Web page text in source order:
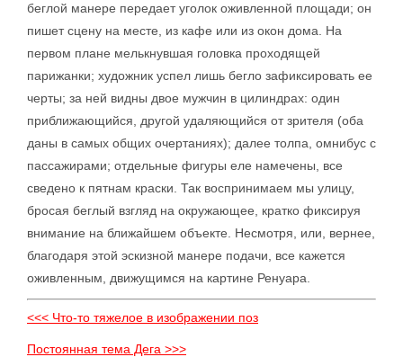
беглой манере передает уголок оживленной площади; он
пишет сцену на месте, из кафе или из окон дома. На
первом плане мелькнувшая головка проходящей
парижанки; художник успел лишь бегло зафиксировать ее
черты; за ней видны двое мужчин в цилиндрах: один
приближающийся, другой удаляющийся от зрителя (оба
даны в самых общих очертаниях); далее толпа, омнибус с
пассажирами; отдельные фигуры еле намечены, все
сведено к пятнам краски. Так воспринимаем мы улицу,
бросая беглый взгляд на окружающее, кратко фиксируя
внимание на ближайшем объекте. Несмотря, или, вернее,
благодаря этой эскизной манере подачи, все кажется
оживленным, движущимся на картине Ренуара.
<<< Что-то тяжелое в изображении поз
Постоянная тема Дега >>>